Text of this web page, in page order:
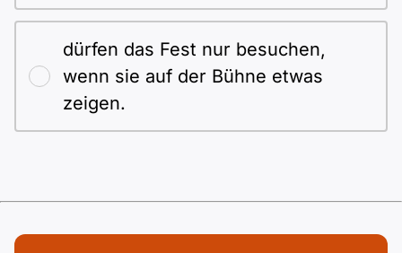
dürfen das Fest nur besuchen,
wenn sie auf der Bühne etwas
zeigen.